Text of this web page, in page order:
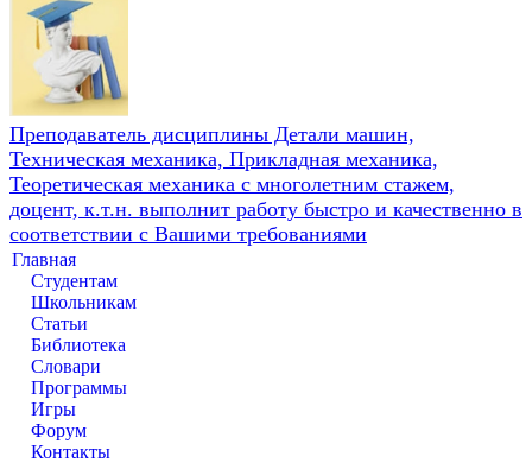
Преподаватель дисциплины Детали машин,
Техническая механика, Прикладная механика,
Теоретическая механика с многолетним стажем,
доцент, к.т.н. выполнит работу быстро и качественно в
соответствии с Вашими требованиями
Главная
Студентам
Школьникам
Статьи
Библиотека
Словари
Программы
Игры
Форум
Контакты